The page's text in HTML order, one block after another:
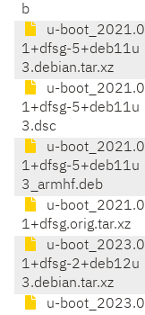
b
u-boot_2021.0
1+dfsg-5+deb11u
3.debian.tar.xz
u-boot_2021.0
1+dfsg-5+deb11u
3.dsc
u-boot_2021.0
1+dfsg-5+deb11u
3_armhf.deb
u-boot_2021.0
1+dfsg.orig.tar.xz
u-boot_2023.0
1+dfsg-2+deb12u
3.debian.tar.xz
u-boot_2023.0